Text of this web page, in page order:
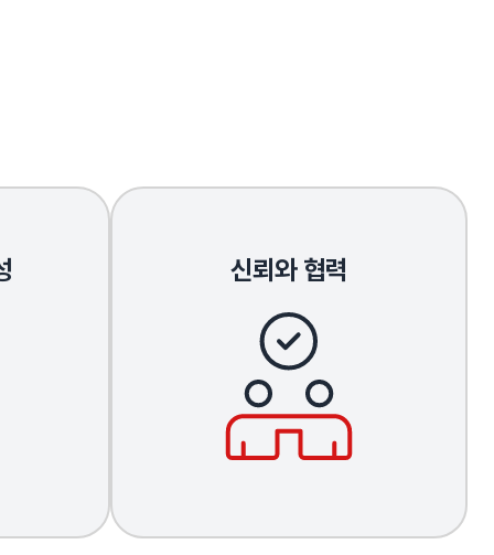
신뢰와 협력